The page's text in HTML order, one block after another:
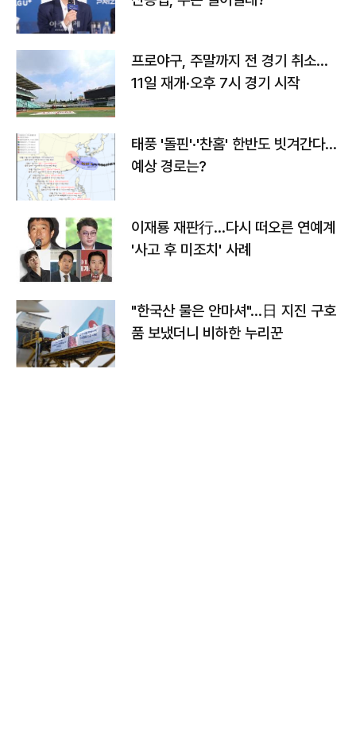
프로야구, 주말까지 전 경기 취소…
11일 재개·오후 7시 경기 시작
태풍 '돌핀'·'찬홈' 한반도 빗겨간다…
예상 경로는?
이재룡 재판行…다시 떠오른 연예계
'사고 후 미조치' 사례
"한국산 물은 안마셔"…日 지진 구호
품 보냈더니 비하한 누리꾼